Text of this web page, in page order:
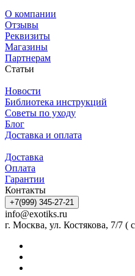
О компании
Отзывы
Реквизиты
Магазины
Партнерам
Статьи
Новости
Библиотека инструкций
Советы по уходу
Блог
Доставка и оплата
Доставка
Оплата
Гарантии
Контакты
+7(999) 345-27-21
info@exotiks.ru
г. Москва, ул. Костякова, 7/7 (